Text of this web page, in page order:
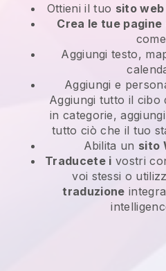
Ottieni il tuo sito web
Crea le tue pagine
Aggiungi testo,
Aggiungi e
Aggiungi tutto il cibo
in categorie,
tutto ciò che il tuo
Abilita un sito
Traducete i vostri
voi stessi o
traduzione